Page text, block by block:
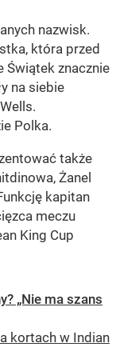
nazwisk.
która przed
Świątek znacznie
na siebie
Polka.
także
Żanel
kapitan
meczu
King Cup
„Nie ma szans
kortach w Indian